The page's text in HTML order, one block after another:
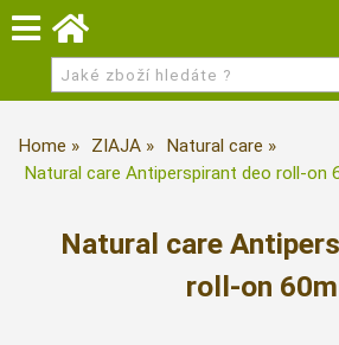
Home ZIAJA
Natural care
Natural care Antiperspirant deo roll-on
Natural care
roll-on